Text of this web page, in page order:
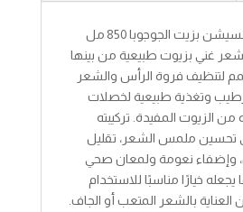
شامبو هيربال سينسيشن بزيت الجوجوبا 850 مل
غني بزيوت طبيعية من بينها
لتنظيف فروة الرأس والشعر
وتغذية طبيعية لخصلات
الزيوت المفيدة. تركيبته
تحسين ملمس الشعر، تقليل
وإضفاء نعومة ولمعان صحي
خيارًا مناسبًا للاستخدام
بالشعر المتعب أو الجاف.